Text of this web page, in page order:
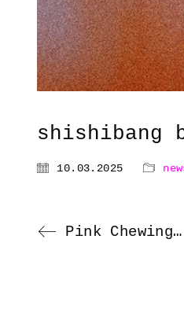
shishibang
10.03.2025
Pink Chewing Gum